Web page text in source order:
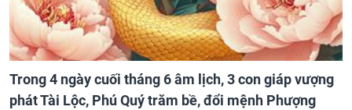
Trong 4 ngày cuối tháng 6 âm lịch, 3 con giáp vượng
phát Tài Lộc, Phú Quý trăm bề, đổi mệnh Phượng